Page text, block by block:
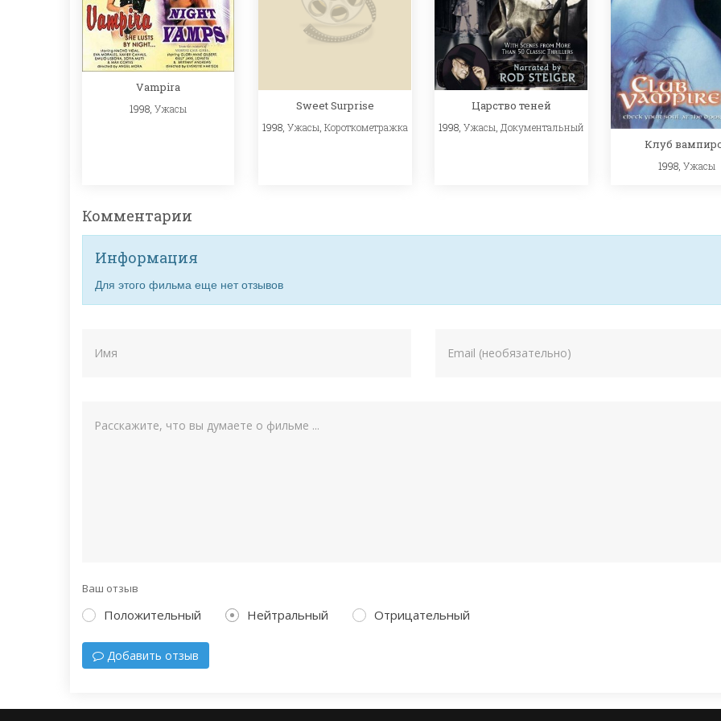
Vampira
1998, Ужасы Sweet Surprise
1998, Ужасы Короткометражка
Царство теней
1998, Ужасы Документальный
Клуб
1998, Ужасы
Комментарии
Информация
Для этого фильма еще нет отзывов
Ваш отзыв
Положительный Нейтральный Отрицательный
Добавить отзыв